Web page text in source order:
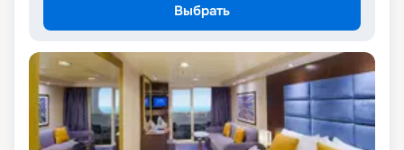
Выбрать